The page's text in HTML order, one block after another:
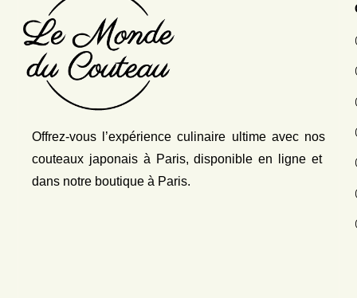
Offrez-vous l’expérience culinaire ultime avec nos
couteaux japonais à Paris, disponible en ligne et
dans notre boutique à Paris.